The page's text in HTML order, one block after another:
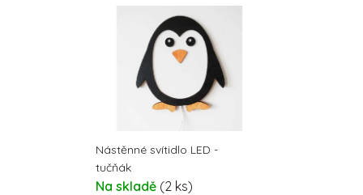
Nástěnné svítidlo LED -
tučňák
Na skladě (2 ks)